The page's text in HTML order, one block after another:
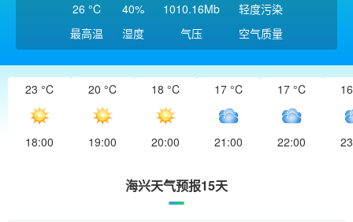
26 °C
最高温
40%
湿度
1010.16Mb
气压
轻度污染
空气质量
23 °C
18:00
20 °C
19:00
18 °C
20:00
17 °C
21:00
17 °C
22:00
海兴天气预报15天